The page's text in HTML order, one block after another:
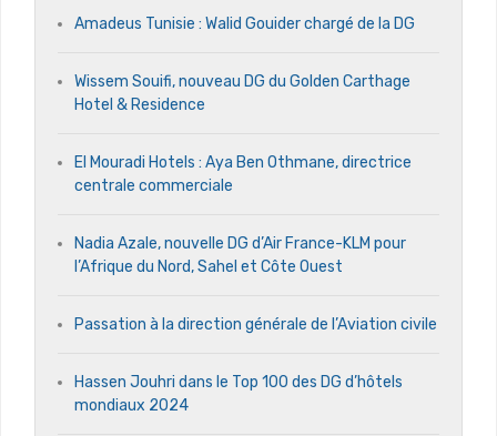
Amadeus Tunisie : Walid Gouider chargé de la DG
Wissem Souifi, nouveau DG du Golden Carthage
Hotel & Residence
El Mouradi Hotels : Aya Ben Othmane, directrice
centrale commerciale
Nadia Azale, nouvelle DG d’Air France-KLM pour
l’Afrique du Nord, Sahel et Côte Ouest
Passation à la direction générale de l’Aviation civile
Hassen Jouhri dans le Top 100 des DG d’hôtels
mondiaux 2024